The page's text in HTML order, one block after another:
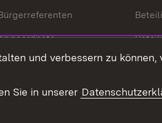
Bürgerbeauftragte
und verbessern zu können,
Sie in unserer